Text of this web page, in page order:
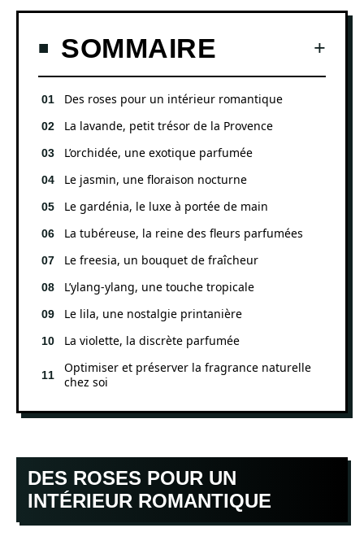
SOMMAIRE
Des roses pour un intérieur romantique
La lavande, petit trésor de la Provence
L’orchidée, une exotique parfumée
Le jasmin, une floraison nocturne
Le gardénia, le luxe à portée de main
La tubéreuse, la reine des fleurs parfumées
Le freesia, un bouquet de fraîcheur
L’ylang-ylang, une touche tropicale
Le lila, une nostalgie printanière
La violette, la discrète parfumée
Optimiser et préserver la fragrance naturelle
chez soi
DES ROSES POUR UN
INTÉRIEUR ROMANTIQUE